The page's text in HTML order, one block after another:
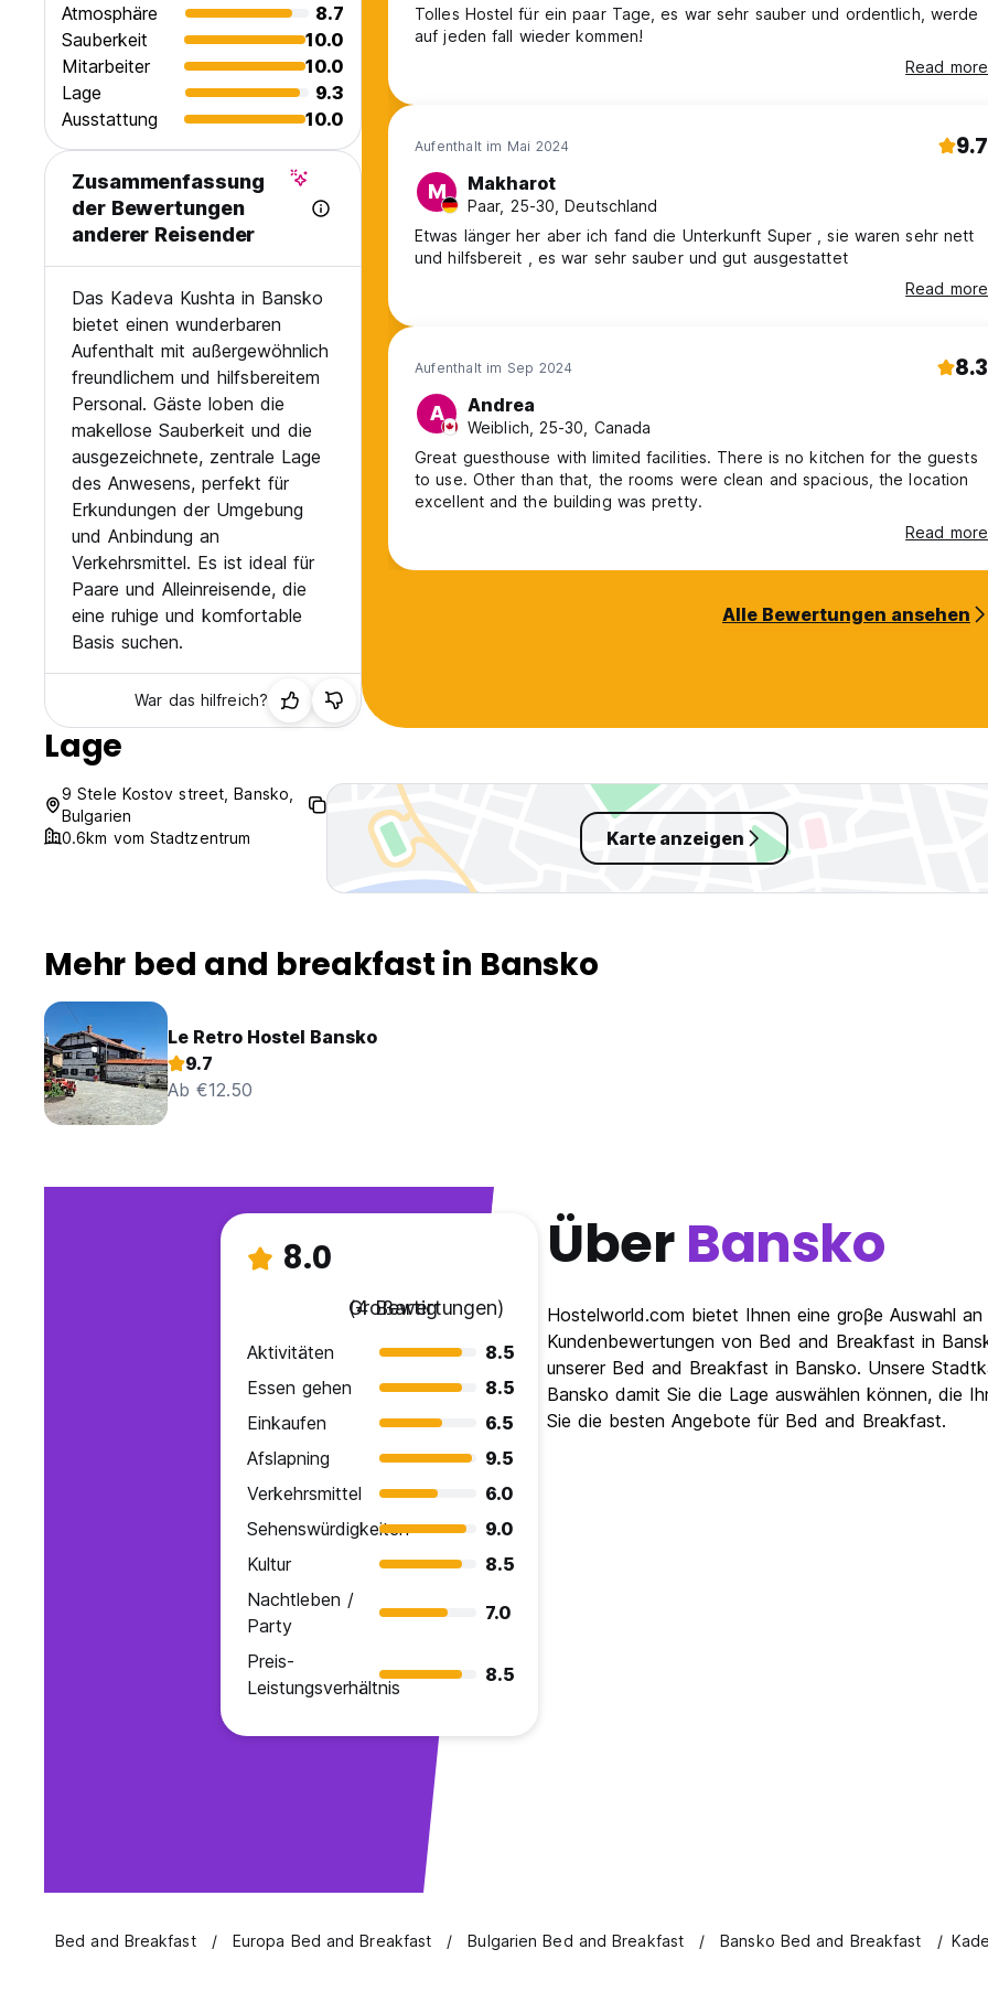
Atmosphäre
8.7
Sauberkeit
10.0
Mitarbeiter
10.0
Lage
9.3
Ausstattung
10.0
Zusammenfassung
der Bewertungen
anderer Reisender
Das Kadeva Kushta in Bansko
bietet einen wunderbaren
Aufenthalt mit außergewöhnlich
freundlichem und hilfsbereitem
Personal. Gäste loben die
makellose Sauberkeit und die
ausgezeichnete, zentrale Lage
des Anwesens, perfekt für
Erkundungen der Umgebung
und Anbindung an
Verkehrsmittel. Es ist ideal für
Paare und Alleinreisende, die
eine ruhige und komfortable
Basis suchen.
War das hilfreich?
Tolles Hostel für ein paar Tage, es war sehr sauber und ordentlich, werde
auf jeden fall wieder kommen!
Read more
Aufenthalt im Mai 2024 9.7
M Makharot
Paar, 25-30, Deutschland
Etwas länger her aber ich fand die Unterkunft Super , sie waren sehr nett
und hilfsbereit , es war sehr sauber und gut ausgestattet
Read more
Aufenthalt im Sep 2024 8.3
A Andrea
Weiblich, 25-30, Canada
Great guesthouse with limited facilities. There is no kitchen for the guests
to use. Other than that, the rooms were clean and spacious, the location
excellent and the building was pretty.
Read more
Alle Bewertungen ansehen
Lage
9 Stele Kostov street, Bansko,
Bulgarien
0.6km vom Stadtzentrum
Karte anzeigen
Mehr bed and breakfast in Bansko
Le Retro Hostel Bansko
9.7
Ab €12.50
8.0
Großartig
(4 Bewertungen)
Aktivitäten
8.5
Essen gehen
8.5
Einkaufen
6.5
Afslapning
9.5
Verkehrsmittel
6.0
Sehenswürdigkeiten
9.0
Kultur
8.5
Nachtleben /
Party
7.0
Preis-
Leistungsverhältnis
8.5
ÜberBansko
Hostelworld.com bietet Ihnen eine groβe Auswahl
Kundenbewertungen von Bed and Breakfast in
unserer Bed and Breakfast in Bansko. Unsere
Bansko damit Sie die Lage auswählen können, die
Sie die besten Angebote für Bed and Breakfast.
Bed and Breakfast Europa Bed and Breakfast Bulgarien Bed and Breakfast Bansko Bed and Breakfast